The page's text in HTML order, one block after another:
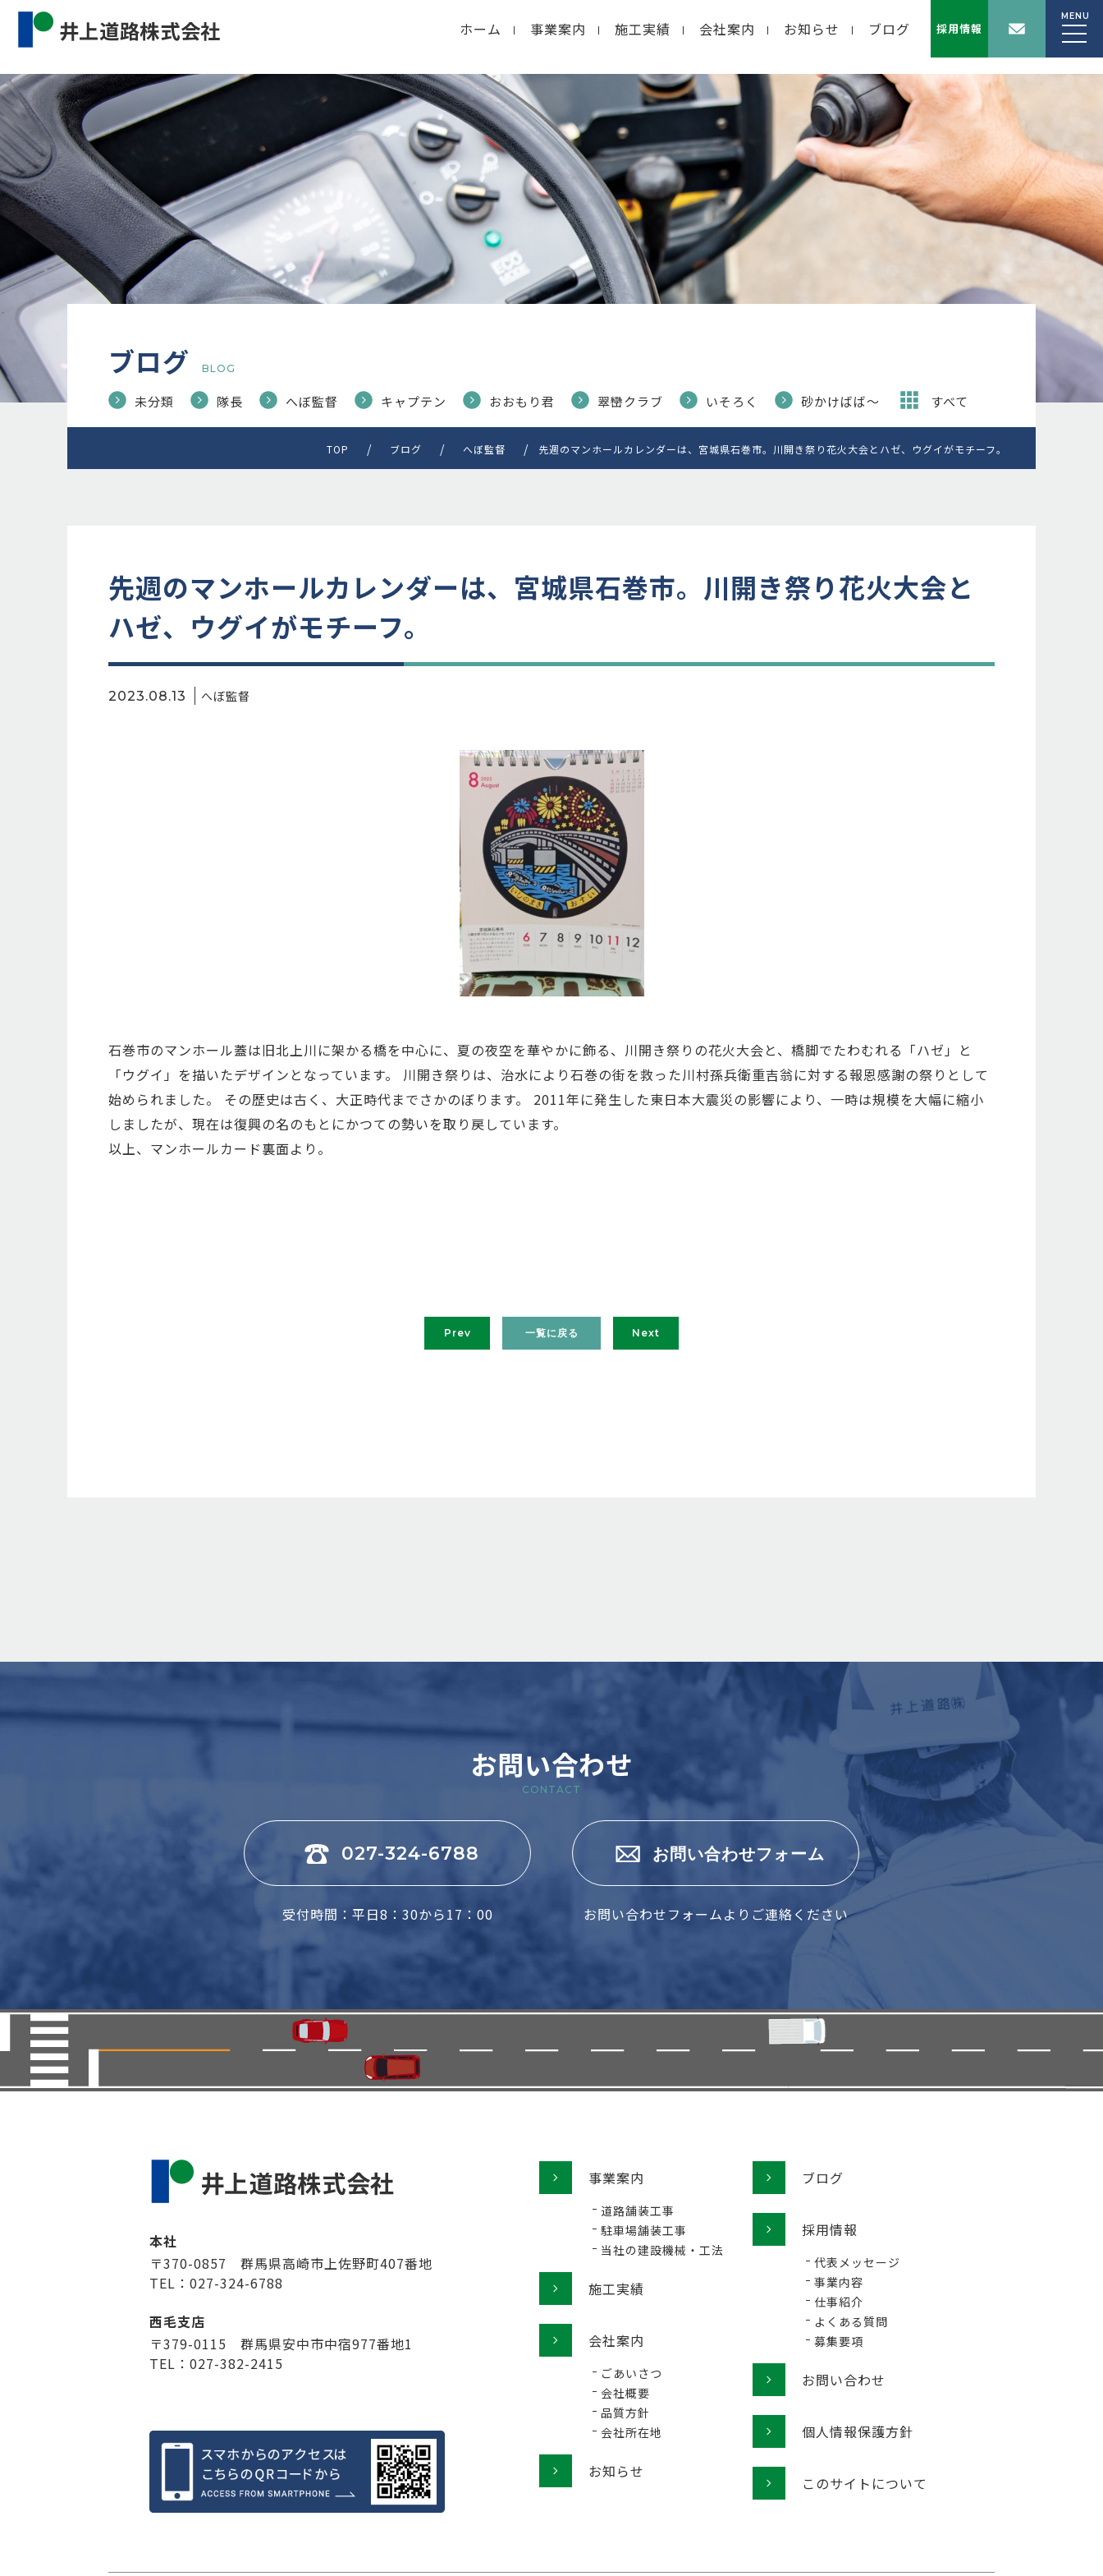
ホーム 事業案内 施工実績 会社案内 お知らせ ブログ 採用情報
MENU
Warning: Undefined property: WP_Error::$cat_name in
/home/macolab2/inouedoro.co.jp/public_html/wp-
content/themes/inourdoro_theme_2024/single.phpon line14
ブログ BLOG
未分類 隊長 へぼ監督 キャプテン おおもり君 翠巒クラブ いそろく 砂かけばば〜 すべて
TOP ブログ へぼ監督 先週のマンホールカレンダーは、宮城県石巻市。川開き祭り花火大会とハゼ、ウグイがモチーフ。
先週のマンホールカレンダーは、宮城県石巻市。川開き祭り花火大会と
ハゼ、ウグイがモチーフ。
2023.08.13 へぼ監督
石巻市のマンホール蓋は旧北上川に架かる橋を中心に、夏の夜空を華やかに飾る、川開き祭りの花火大会と、橋脚でたわむれる「ハゼ」と
「ウグイ」を描いたデザインとなっています。 川開き祭りは、治水により石巻の街を救った川村孫兵衛重吉翁に対する報恩感謝の祭りとして
始められました。 その歴史は古く、大正時代までさかのぼります。 2011年に発生した東日本大震災の影響により、一時は規模を大幅に縮小
しましたが、現在は復興の名のもとにかつての勢いを取り戻しています。
以上、マンホールカード裏面より。
Prev 一覧に戻る Next
お問い合わせ
CONTACT
027-324-6788
受付時間：平日8：30から17：00
お問い合わせフォーム
お問い合わせフォームよりご連絡ください
本社
〒370-0857 群馬県高崎市上佐野町407番地
TEL：027-324-6788
西毛支店
〒379-0115 群馬県安中市中宿977番地1
TEL：027-382-2415
事業案内
道路舗装工事
駐車場舗装工事
当社の建設機械・工法
施工実績
会社案内
ごあいさつ
会社概要
品質方針
会社所在地
お知らせ
ブログ
採用情報
代表メッセージ
事業内容
仕事紹介
よくある質問
募集要項
お問い合わせ
個人情報保護方針
このサイトについて